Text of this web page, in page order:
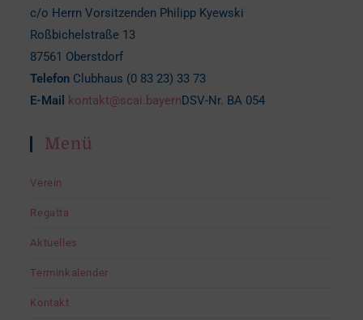
c/o Herrn Vorsitzenden Philipp Kyewski
Roßbichelstraße 13
87561 Oberstdorf
Telefon Clubhaus (0 83 23) 33 73
E-Mail
kontakt@scai.bayernDSV-Nr. BA 054
Menü
Verein
Regatta
Aktuelles
Terminkalender
Kontakt